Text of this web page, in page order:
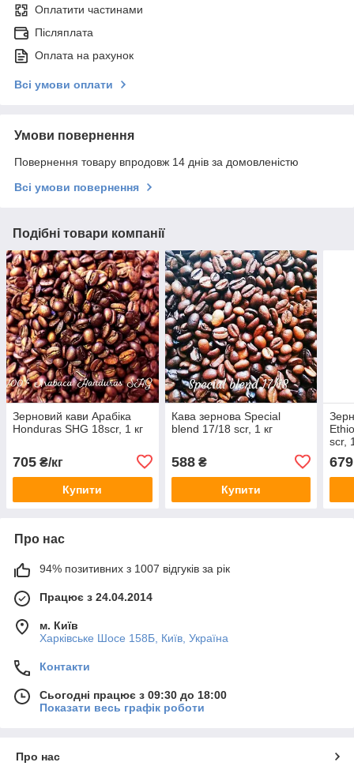
Оплатити частинами
Післяплата
Оплата на рахунок
Всі умови оплати
Умови повернення
Повернення товару впродовж 14 днів за домовленістю
Всі умови повернення
Подібні товари компанії
Зерновий кави Арабіка
Honduras SHG 18scr, 1 кг
705 ₴/кг
Купити
Кава зернова Special
blend 17/18 scr, 1 кг
588₴
Купити
scr,
679
Про нас
94% позитивних з 1007 відгуків за рік
Працює з 24.04.2014
м. Київ
Харківське Шосе 158Б, Київ, Україна
Контакти
Сьогодні працює з 09:30 до 18:00
Показати весь графік роботи
Про нас